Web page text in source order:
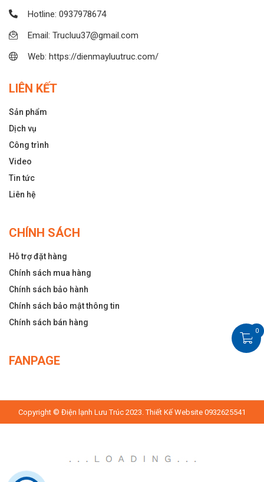
Hotline: 0937978674
Email: Trucluu37@gmail.com
Web: https://dienmayluutruc.com/
LIÊN KẾT
Sản phẩm
Dịch vụ
Công trình
Video
Tin tức
Liên hệ
CHÍNH SÁCH
Hỗ trợ đặt hàng
Chính sách mua hàng
Chính sách bảo hành
Chính sách bảo mật thông tin
Chính sách bán hàng
FANPAGE
Copyright © Điện lạnh Lưu Trúc 2023. Thiết Kế Website 0932625541
0